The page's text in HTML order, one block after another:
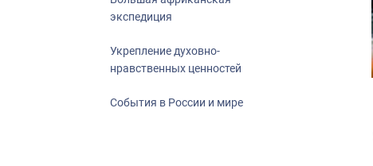
экспедиция
Укрепление духовно-
нравственных ценностей
События в России и мире